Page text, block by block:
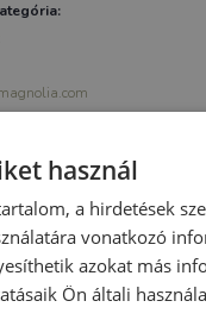
használ
a hirdetések
vonatkozó
azokat más
Ön általi